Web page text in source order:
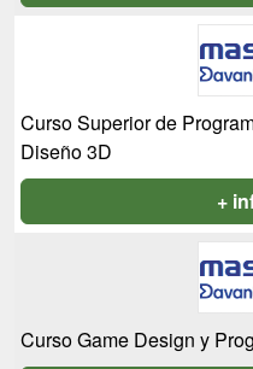
Curso Superior de
Diseño 3D
+
Curso Game Design y